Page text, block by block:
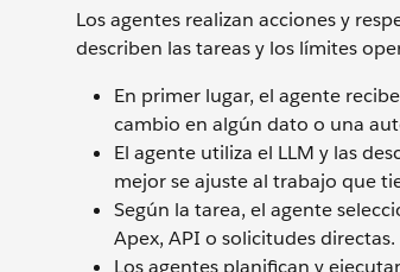
Los agentes realizan acciones y
describen las tareas y los límites
En primer lugar, el agente
cambio en algún dato o una
El agente utiliza el LLM y las
mejor se ajuste al trabajo que
Según la tarea, el agente
Apex, API o solicitudes directas.
Los agentes planifican y